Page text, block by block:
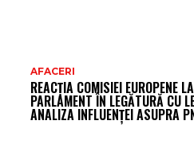
AFACERI
REACȚIA COMISIEI EUROPENE
PARLAMENT ÎN LEGĂTURĂ CU
ANALIZA INFLUENȚEI ASUPRA